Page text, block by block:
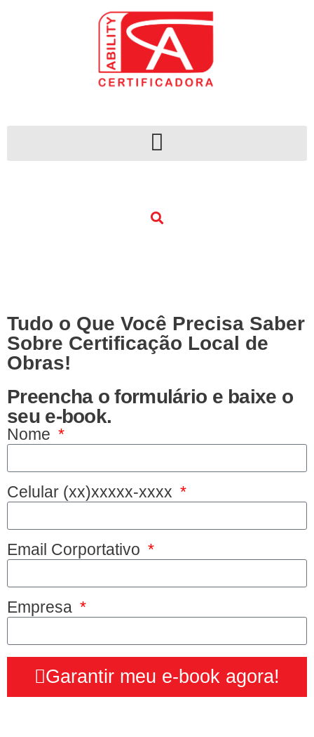
Tudo o Que Você Precisa Saber
Sobre Certificação Local de
Obras!
Preencha o formulário e baixe o
seu e-book.
Nome
Celular (xx)xxxxx-xxxx
Email Corportativo
Empresa
Garantir meu e-book agora!